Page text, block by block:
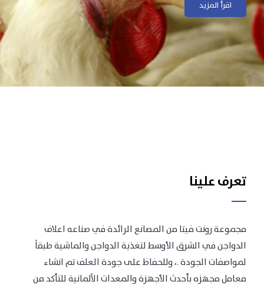
اقرأ المزيد اقرأ المزيد
تعرف علينا
مجموعة رونت فيتا من المصانع الرائدة في صناعه اعلاف
الدواجن في الشرق الأوسط لتغذية الدواجن والماشية طبقاً
لمواصفات الجودة .، وللحفاظ على جودة العلف تم انشاء
معامل مجهزه بأحدث الأجهزة والمعدات الآلمانية للتأكد من